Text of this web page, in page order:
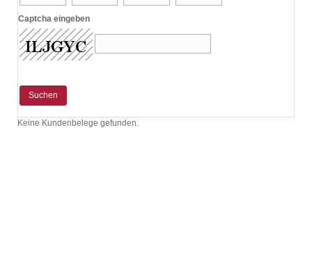
Captcha eingeben
Keine Kundenbelege gefunden.